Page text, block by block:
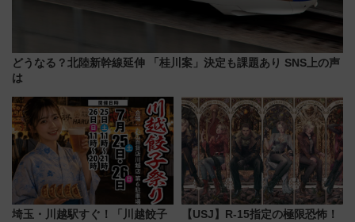
どうなる？北陸新幹線延伸 「桂川案」決定も課題あり SNS上の声
は
埼玉・川越駅すぐ！「川越餃子
【USJ】R-15指定の極限恐怖！